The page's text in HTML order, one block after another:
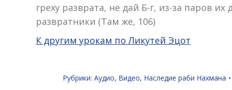
греху разврата, не дай Б-г, из-за паров
развратники (Там же, 106)
К другим урокам по Ликутей Эцот
Рубрики: Аудио, Видео, Наследие раби Нахмана